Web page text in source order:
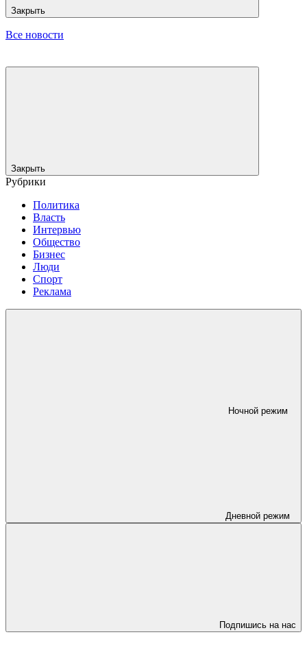
Закрыть
Все новости
Закрыть
Рубрики
Политика
Власть
Интервью
Общество
Бизнес
Люди
Спорт
Реклама
Ночной режим
Дневной режим
Подпишись на нас